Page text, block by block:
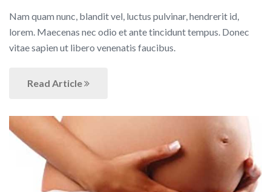
Nam quam nunc, blandit vel, luctus pulvinar, hendrerit id,
lorem. Maecenas nec odio et ante tincidunt tempus. Donec
vitae sapien ut libero venenatis faucibus.
Read Article